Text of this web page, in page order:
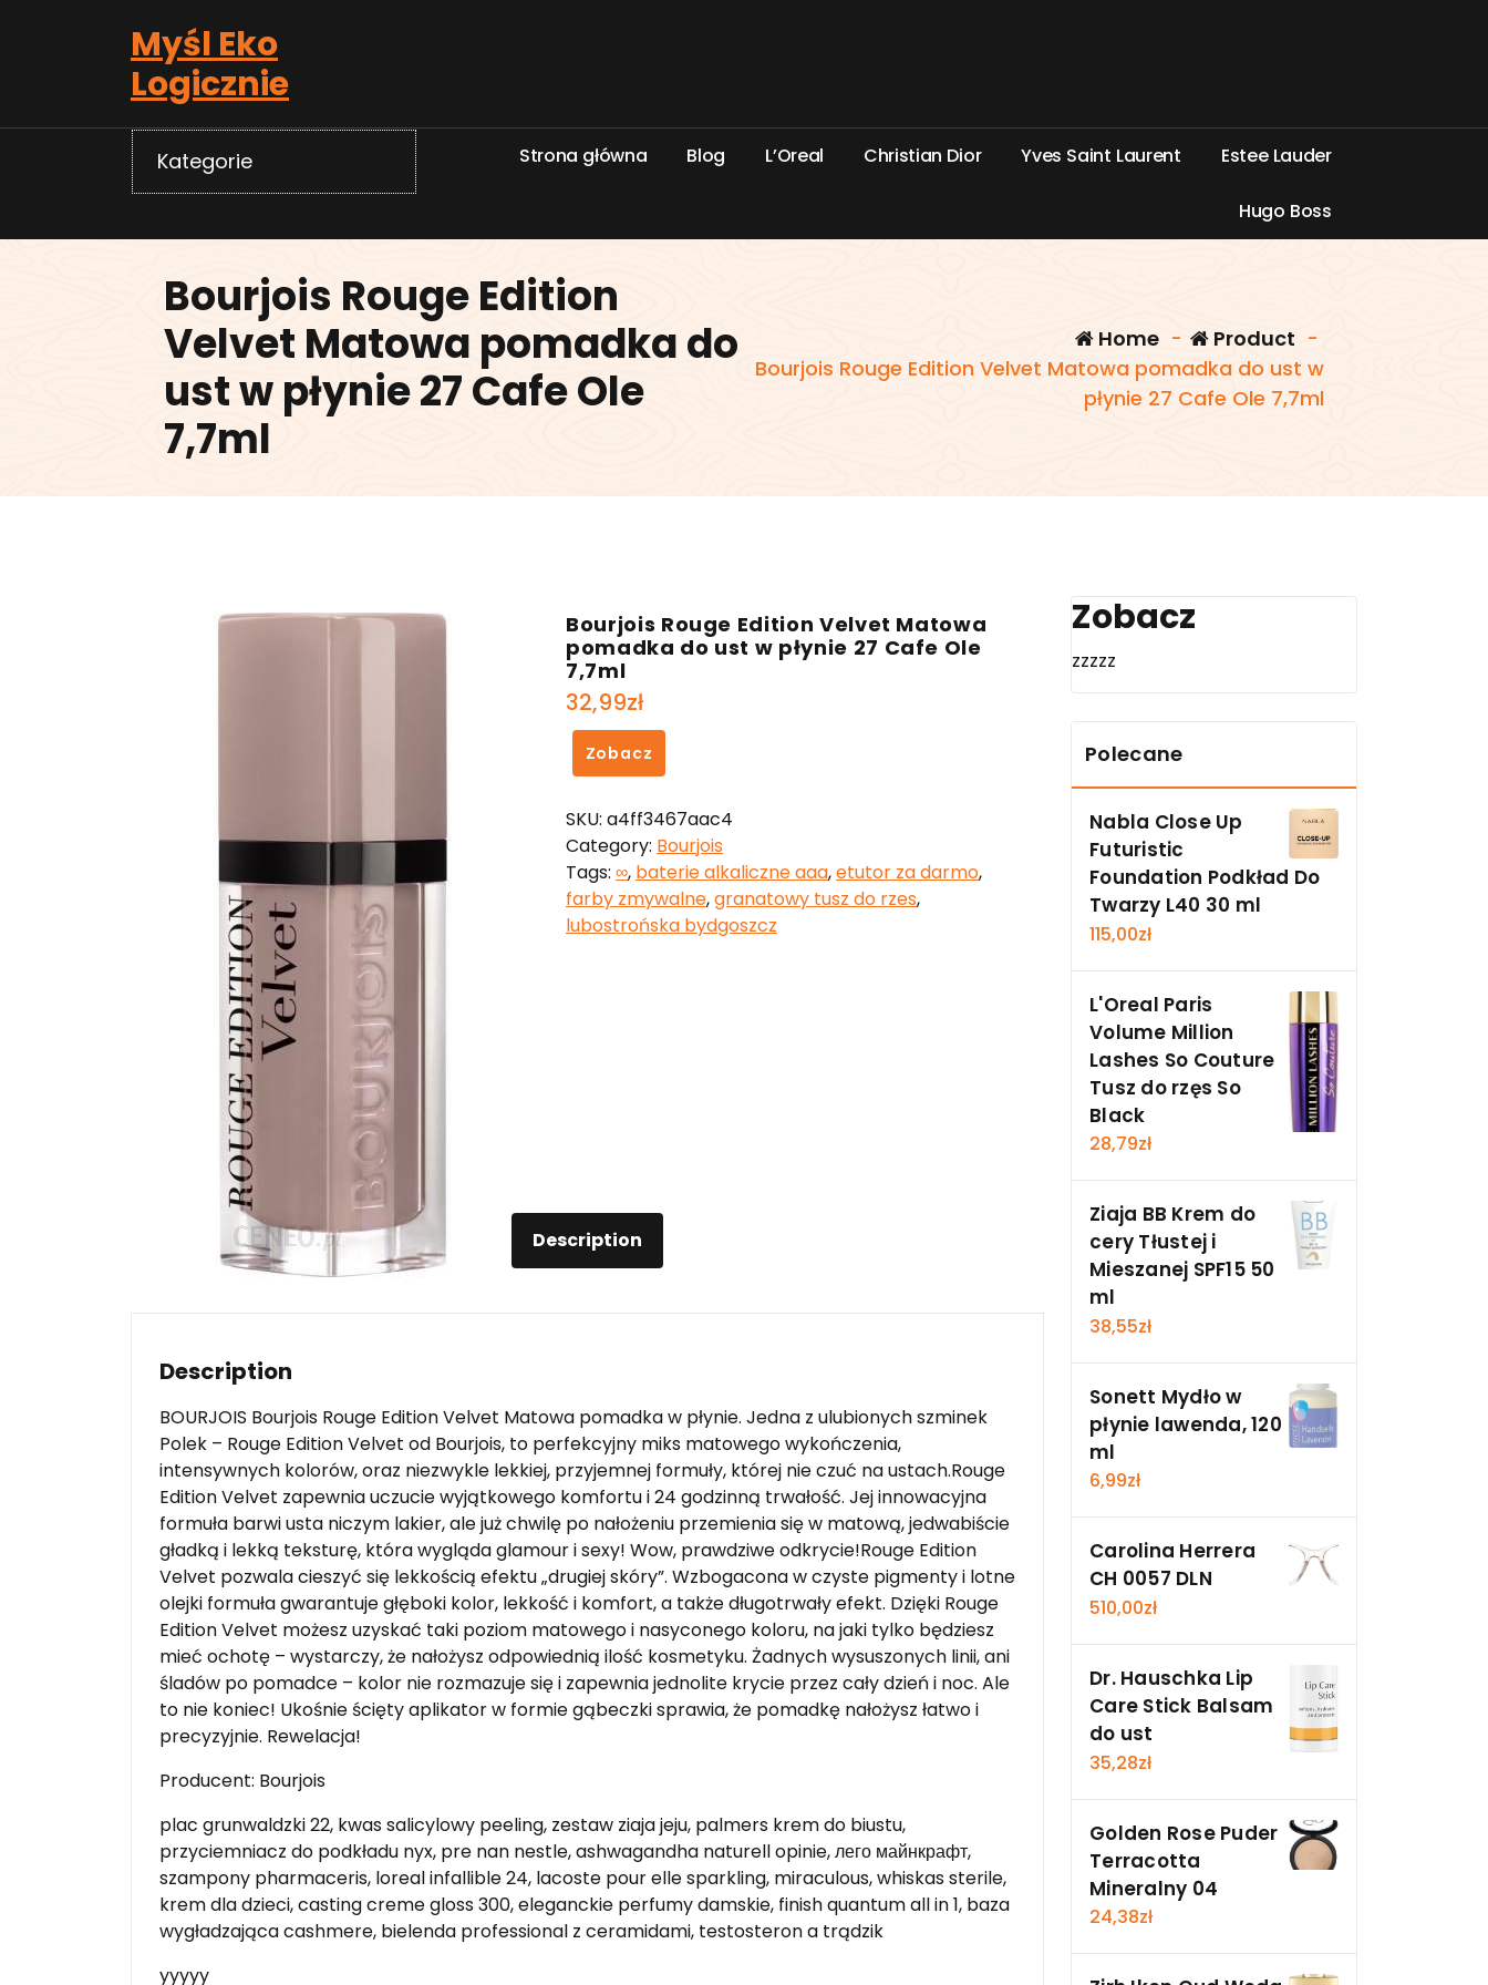
Myśl Eko
Logicznie
Kategorie Strona główna Blog L’Oreal Christian Dior Yves Saint Laurent Estee Lauder
Hugo Boss
Bourjois Rouge Edition
Velvet Matowa pomadka do
ust w płynie 27 Cafe Ole
7,7ml
Home - Product -
Bourjois Rouge Edition Velvet Matowa pomadka do ust w
płynie 27 Cafe Ole 7,7ml
Bourjois Rouge Edition Velvet Matowa
pomadka do ust w płynie 27 Cafe Ole
7,7ml
32,99zł
Zobacz
SKU: a4ff3467aac4
Category: Bourjois
Tags: ∞, baterie alkaliczne aaa,etutor za darmo,
farby zmywalne,granatowy tusz do rzes,
lubostrońska bydgoszcz
Description
Description
BOURJOIS Bourjois Rouge Edition Velvet Matowa pomadka w płynie. Jedna z ulubionych szminek
Polek – Rouge Edition Velvet od Bourjois, to perfekcyjny miks matowego wykończenia,
intensywnych kolorów, oraz niezwykle lekkiej, przyjemnej formuły, której nie czuć na ustach.Rouge
Edition Velvet zapewnia uczucie wyjątkowego komfortu i 24 godzinną trwałość. Jej innowacyjna
formuła barwi usta niczym lakier, ale już chwilę po nałożeniu przemienia się w matową, jedwabiście
gładką i lekką teksturę, która wygląda glamour i sexy! Wow, prawdziwe odkrycie!Rouge Edition
Velvet pozwala cieszyć się lekkością efektu „drugiej skóry”. Wzbogacona w czyste pigmenty i lotne
olejki formuła gwarantuje głęboki kolor, lekkość i komfort, a także długotrwały efekt. Dzięki Rouge
Edition Velvet możesz uzyskać taki poziom matowego i nasyconego koloru, na jaki tylko będziesz
mieć ochotę – wystarczy, że nałożysz odpowiednią ilość kosmetyku. Żadnych wysuszonych linii, ani
śladów po pomadce – kolor nie rozmazuje się i zapewnia jednolite krycie przez cały dzień i noc. Ale
to nie koniec! Ukośnie ścięty aplikator w formie gąbeczki sprawia, że pomadkę nałożysz łatwo i
precyzyjnie. Rewelacja!
Producent: Bourjois
plac grunwaldzki 22, kwas salicylowy peeling, zestaw ziaja jeju, palmers krem do biustu,
przyciemniacz do podkładu nyx, pre nan nestle, ashwagandha naturell opinie, лего майнкрафт,
szampony pharmaceris, loreal infallible 24, lacoste pour elle sparkling, miraculous, whiskas sterile,
krem dla dzieci, casting creme gloss 300, eleganckie perfumy damskie, finish quantum all in 1, baza
wygładzająca cashmere, bielenda professional z ceramidami, testosteron a trądzik
yyyyy
Zobacz
zzzzz
Polecane
Nabla Close Up
Futuristic
Foundation Podkład Do
Twarzy L40 30 ml
115,00zł
L'Oreal Paris
Volume Million
Lashes So Couture
Tusz do rzęs So
Black
28,79zł
Ziaja BB Krem do
cery Tłustej i
Mieszanej SPF15 50
ml
38,55zł
Sonett Mydło w
płynie lawenda, 120
ml
6,99zł
Carolina Herrera
CH 0057 DLN
510,00zł
Dr. Hauschka Lip
Care Stick Balsam
do ust
35,28zł
Golden Rose Puder
Terracotta
Mineralny 04
24,38zł